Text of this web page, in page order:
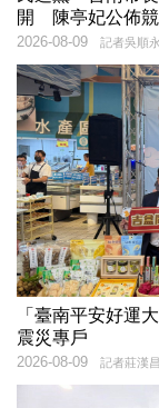
開 陳亭妃公佈
記者吳順
2026-08-09
「臺南平安好運
震災專戶
記者莊漢
2026-08-09